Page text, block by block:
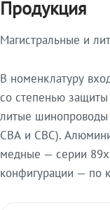
Продукция
Магистральные и
В номенклатуру
со степенью
литые
СВА и СВС).
медные — серии
конфигурации — по